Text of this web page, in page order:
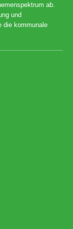
ab.
und
die kommunale